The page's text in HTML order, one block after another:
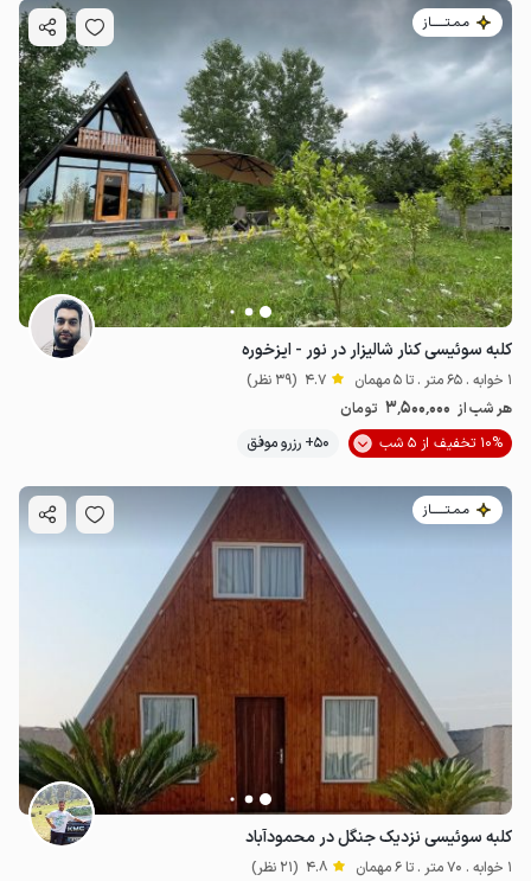
مـمـتــــــاز
کلبه سوئیسی کنار شالیزار در نور - ایزخوره
1 خوابه . 65 متر . تا 5 مهمان 4.7 (39 نظر)
هر شب از 3٬500٬000 تومان
10% تخفیف از 5 شب
50+ رزرو موفق
مـمـتــــــاز
کلبه سوئیسی نزدیک جنگل در محمودآباد
1 خوابه . 70 متر . تا 6 مهمان 4.8 (21 نظر)